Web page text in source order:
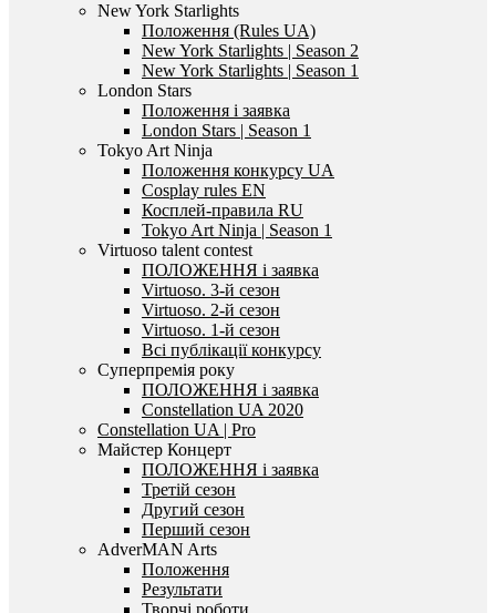
New York Starlights
Положення (Rules UA)
New York Starlights | Season 2
New York Starlights | Season 1
London Stars
Положення і заявка
London Stars | Season 1
Tokyo Art Ninja
Положення конкурсу UA
Cosplay rules EN
Косплей-правила RU
Tokyo Art Ninja | Season 1
Virtuoso talent contest
ПОЛОЖЕННЯ і заявка
Virtuoso. 3-й сезон
Virtuoso. 2-й сезон
Virtuoso. 1-й сезон
Всі публікації конкурсу
Суперпремія року
ПОЛОЖЕННЯ і заявка
Constellation UA 2020
Constellation UA | Pro
Майстер Концерт
ПОЛОЖЕННЯ і заявка
Третій сезон
Другий сезон
Перший сезон
AdverMAN Arts
Положення
Результати
Творчі роботи